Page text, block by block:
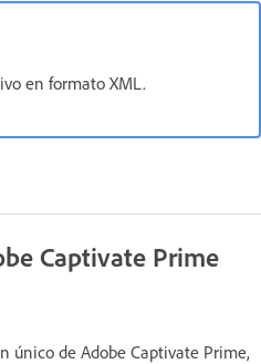
en formato XML.
Captivate Prime
único de Adobe Captivate Prime,